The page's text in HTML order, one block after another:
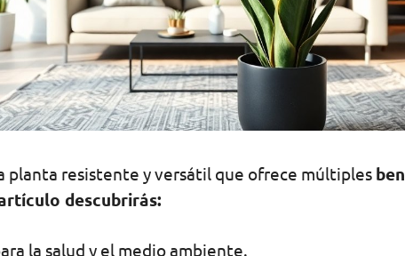
planta resistente y versátil que ofrece múltiples
descubrirás:
la salud y el medio ambiente.